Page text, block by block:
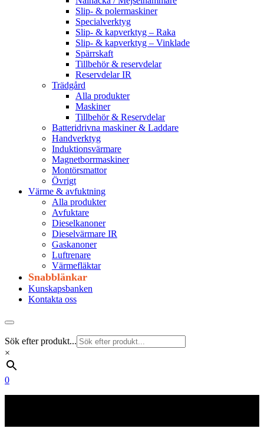
Slip- & polermaskiner
Specialverktyg
Slip- & kapverktyg – Raka
Slip- & kapverktyg – Vinklade
Spärrskaft
Tillbehör & reservdelar
Reservdelar IR
Trädgård
Alla produkter
Maskiner
Tillbehör & Reservdelar
Batteridrivna maskiner & Laddare
Handverktyg
Induktionsvärmare
Magnetborrmaskiner
Montörsmattor
Övrigt
Värme & avfuktning
Alla produkter
Avfuktare
Dieselkanoner
Dieselvärmare IR
Gaskanoner
Luftrenare
Värmefläktar
Snabblänkar
Kunskapsbanken
Kontakta oss
Sök efter produkt...
×
0